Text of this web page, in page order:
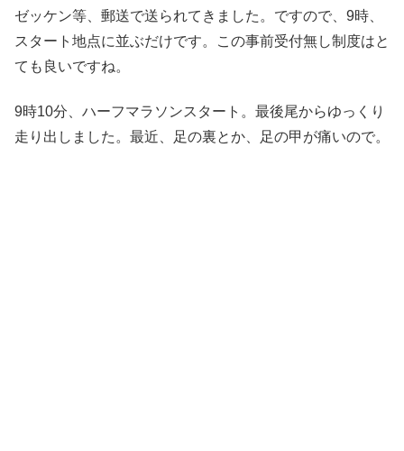
ゼッケン等、郵送で送られてきました。ですので、9時、
スタート地点に並ぶだけです。この事前受付無し制度はと
ても良いですね。
9時10分、ハーフマラソンスタート。最後尾からゆっくり
走り出しました。最近、足の裏とか、足の甲が痛いので。